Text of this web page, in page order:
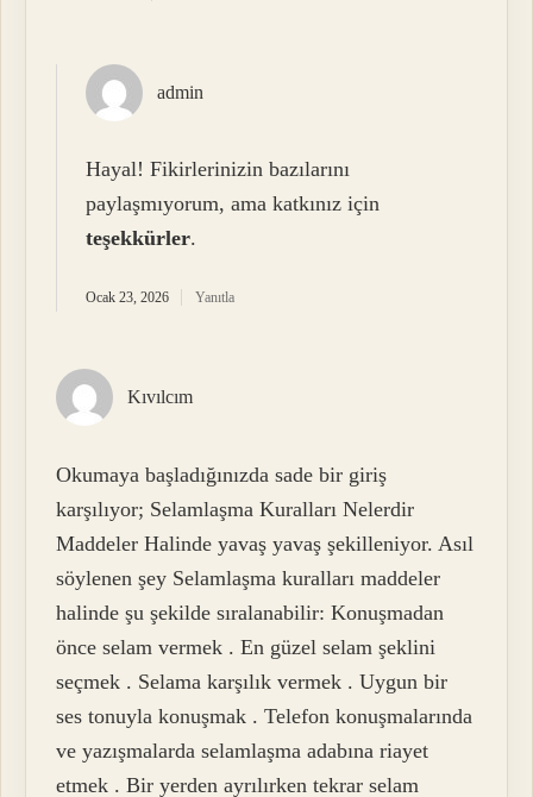
admin
Hayal! Fikirlerinizin bazılarını
paylaşmıyorum, ama katkınız için
teşekkürler.
Ocak 23, 2026 Yanıtla
Kıvılcım
Okumaya başladığınızda sade bir giriş
karşılıyor; Selamlaşma Kuralları Nelerdir
Maddeler Halinde yavaş yavaş şekilleniyor. Asıl
söylenen şey Selamlaşma kuralları maddeler
halinde şu şekilde sıralanabilir: Konuşmadan
önce selam vermek . En güzel selam şeklini
seçmek . Selama karşılık vermek . Uygun bir
ses tonuyla konuşmak . Telefon konuşmalarında
ve yazışmalarda selamlaşma adabına riayet
etmek . Bir yerden ayrılırken tekrar selam